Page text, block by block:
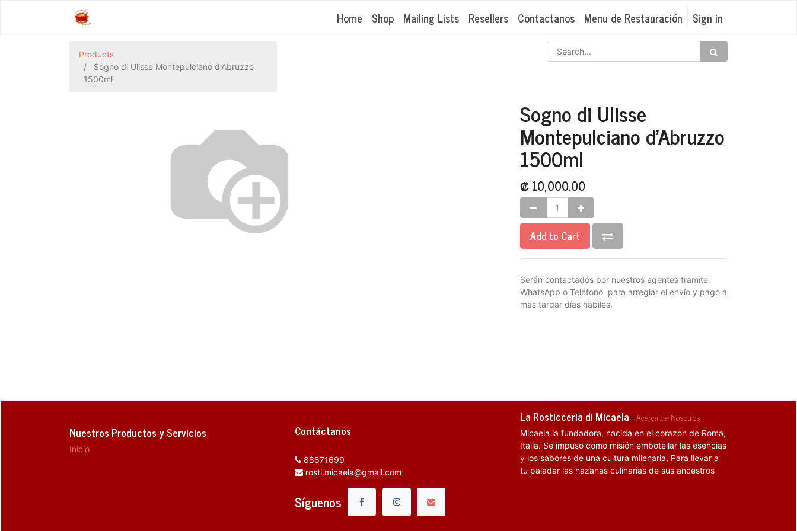
Home Shop Mailing Lists Resellers Contactanos Menu de Restauración Sign in
Products
Sogno di Ulisse Montepulciano d'Abruzzo
1500ml
Sogno di Ulisse
Montepulciano d'Abruzzo
1500ml
₡10,000.00
Add to Cart
Serán contactados por nuestros agentes tramite
WhatsApp o Teléfono para arreglar el envío y pago a
mas tardar días hábiles.
Nuestros Productos y Servicios
Inicio
Contáctanos
88871699
rosti.micaela@gmail.com
Síguenos
La Rosticceria di Micaela -Acerca de Nosotros
Micaela la fundadora, nacida en el corazón de Roma,
Italia. Se impuso como misión embotellar las esencias
y los sabores de una cultura milenaria, Para llevar a
tu paladar las hazanas culinarias de sus ancestros